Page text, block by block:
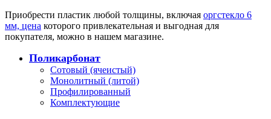
Приобрести пластик любой толщины, включая оргстекло 6
мм, цена которого привлекательная и выгодная для
покупателя, можно в нашем магазине.
Поликарбонат
Сотовый (ячеистый)
Монолитный (литой)
Профилированный
Комплектующие